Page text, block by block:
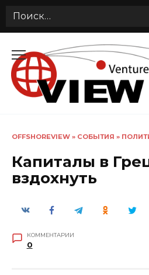
Search
содержанию
OFFSHOREVIEW » СОБЫТИЯ »
Капиталы в
вздохнуть
КОММЕНТАРИИ
0